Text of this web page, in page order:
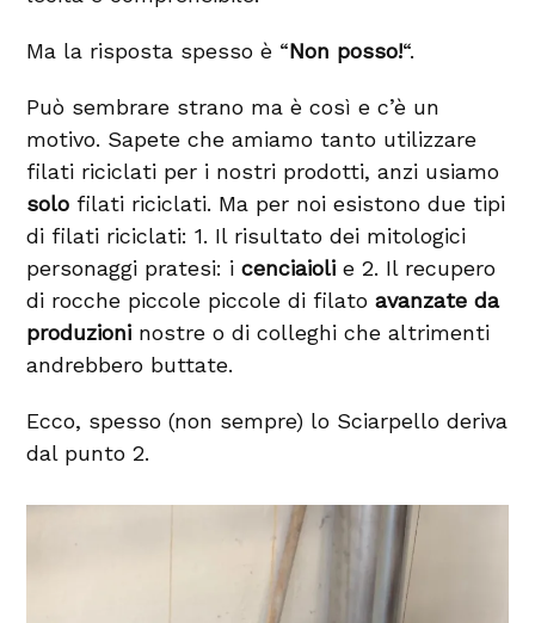
Ma la risposta spesso è “Non posso!“.
Può sembrare strano ma è così e c’è un
motivo. Sapete che amiamo tanto utilizzare
filati riciclati per i nostri prodotti, anzi usiamo
solo filati riciclati. Ma per noi esistono due tipi
di filati riciclati: 1. Il risultato dei mitologici
personaggi pratesi: i cenciaioli e 2. Il recupero
di rocche piccole piccole di filatoavanzate da
produzioni nostre o di colleghi che altrimenti
andrebbero buttate.
Ecco, spesso (non sempre) lo Sciarpello deriva
dal punto 2.